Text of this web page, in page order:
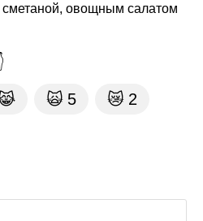
сметаной, овощным салатом
🙀 5 😿 2